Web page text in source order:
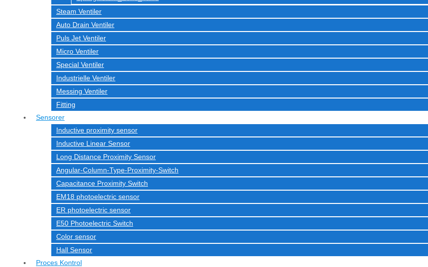
Steam Ventiler
Auto Drain Ventiler
Puls Jet Ventiler
Micro Ventiler
Special Ventiler
Industrielle Ventiler
Messing Ventiler
Fitting
Sensorer
Inductive proximity sensor
Inductive Linear Sensor
Long Distance Proximity Sensor
Angular-Column-Type-Proximity-Switch
Capacitance Proximity Switch
EM18 photoelectric sensor
ER photoelectric sensor
E50 Photoelectric Switch
Color sensor
Hall Sensor
Proces Kontrol